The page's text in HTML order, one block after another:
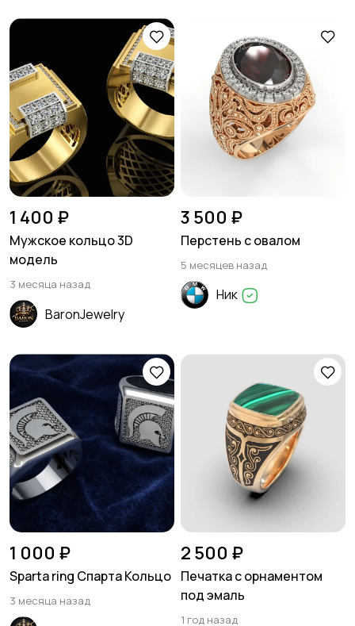
1 400 ₽
Мужское кольцо 3D
модель
3 месяца назад
BaronJewelry
3 500 ₽
Перстень с овалом
5 месяцев назад
Ник
1 000 ₽
Sparta ring Спарта Кольцо
3 месяца назад
2 500 ₽
Печатка с орнаментом
под эмаль
1 год назад